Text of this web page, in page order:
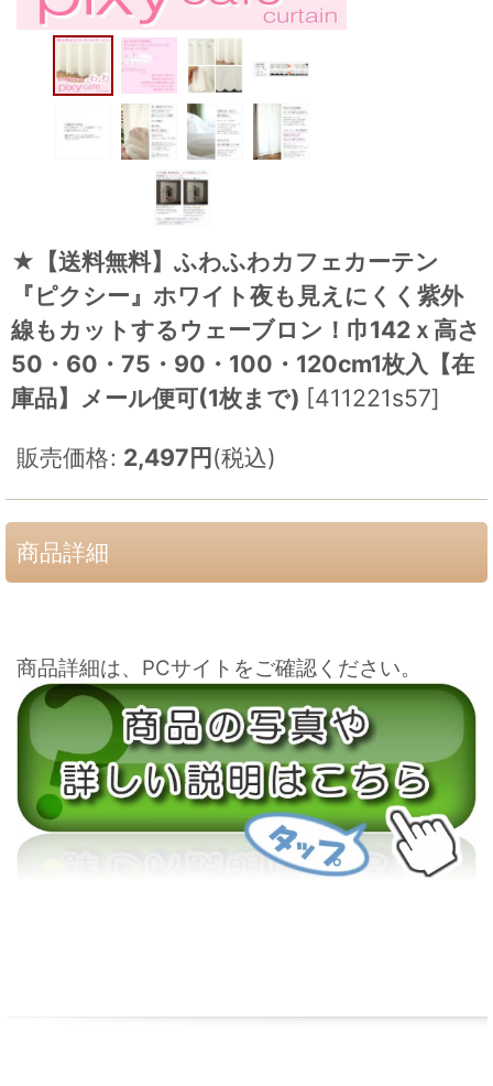
★【送料無料】ふわふわカフェカーテン
『ピクシー』ホワイト夜も見えにくく紫外
線もカットするウェーブロン！巾142ｘ高さ
50・60・75・90・100・120cm1枚入【在
庫品】メール便可(1枚まで) [411221s57]
販売価格: 2,497円(税込)
商品詳細
商品詳細は、PCサイトをご確認ください。